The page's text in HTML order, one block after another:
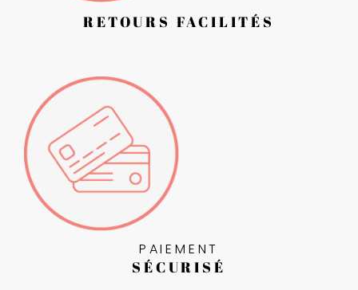
RETOURS FACILITÉS
PAIEMENT
SÉCURISÉ